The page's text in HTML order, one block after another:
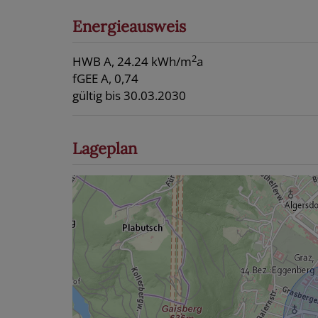
Energieausweis
HWB A, 24.24 kWh/m2a
fGEEA, 0,74
gültig bis30.03.2030
Lageplan